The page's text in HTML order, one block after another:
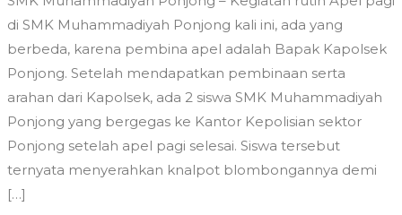
di SMK Muhammadiyah Ponjong kali ini, ada yang
berbeda, karena pembina apel adalah Bapak Kapolsek
Ponjong. Setelah mendapatkan pembinaan serta
arahan dari Kapolsek, ada 2 siswa SMK Muhammadiyah
Ponjong yang bergegas ke Kantor Kepolisian sektor
Ponjong setelah apel pagi selesai. Siswa tersebut
ternyata menyerahkan knalpot blombongannya demi
[…]